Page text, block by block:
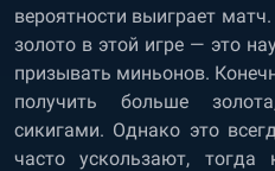
вероятности выиграет
золото в этой игре — это
призывать миньонов.
получить больше
сикигами. Однако это
часто ускользают,